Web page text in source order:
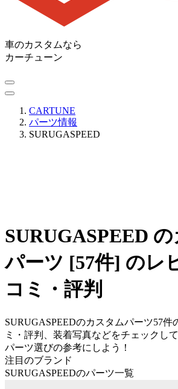
車のカスタムなら
カーチューン
CARTUNE
パーツ情報
SURUGASPEED
SURUGASPEED
パーツ [57件] のレ
コミ・評判
SURUGASPEEDのカスタムパーツ57件
ミ・評判、装着写真などをチェックし
パーツ選びの参考にしよう！
注目のブランド
SURUGASPEEDのパーツ一覧